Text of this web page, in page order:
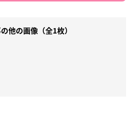
他の画像（全1枚）